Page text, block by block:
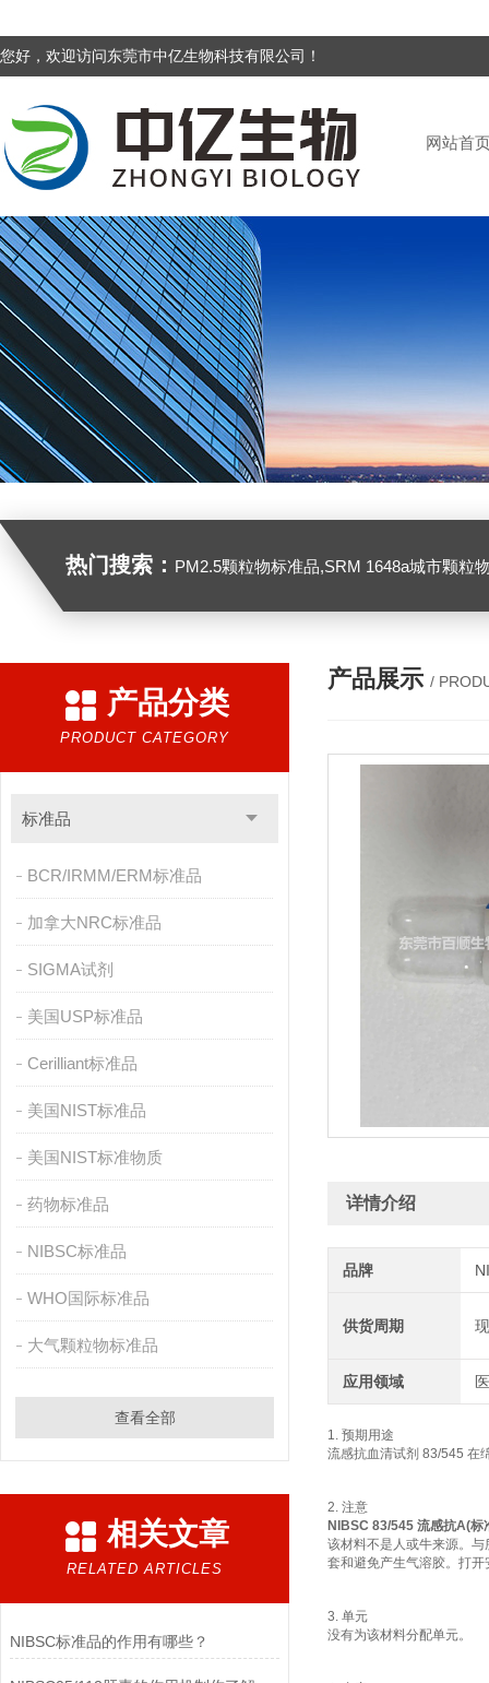
您好，欢迎访问东莞市中亿生物科技有限公司！
网站首
热门搜索： PM2.5颗粒物标准品,SRM 1648a城市颗粒物,SRM 1649B
产品分类
PRODUCT CATEGORY
标准品
BCR/IRMM/ERM标准品
加拿大NRC标准品
SIGMA试剂
美国USP标准品
Cerilliant标准品
美国NIST标准品
美国NIST标准物质
药物标准品
NIBSC标准品
WHO国际标准品
大气颗粒物标准品
查看全部
相关文章
RELATED ARTICLES
NIBSC标准品的作用有哪些？
产品展示 /
详情介绍
品牌
供货周期
应用领域
1. 预期用途
流感抗血清试剂 83/545 在
2. 注意
NIBSC 83/545 流感抗A(标
该材料不是人或牛来源。
套和避免产生气溶胶。打
3. 单元
没有为该材料分配单元。